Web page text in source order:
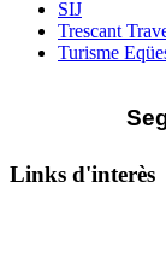
SIJ
Trescant
Turisme
Links d'interès